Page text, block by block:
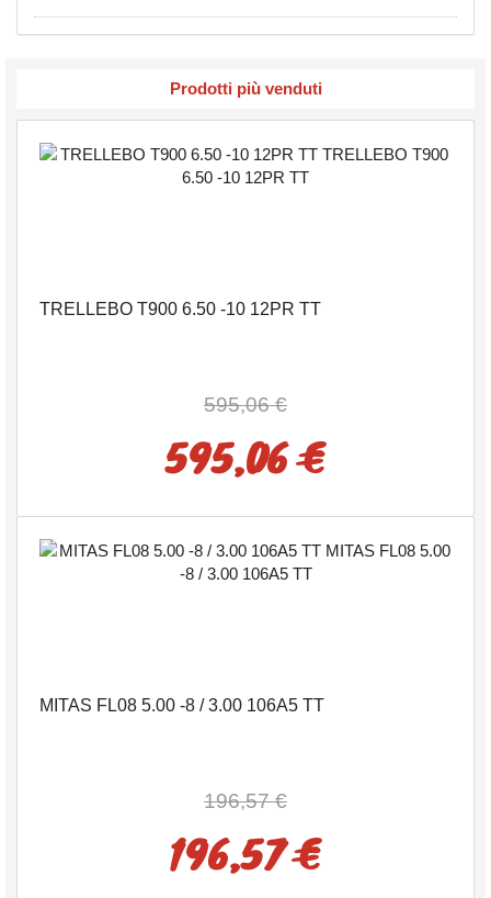
Prodotti più venduti
TRELLEBO T900 6.50 -10 12PR TT
595,06 €
595,06 €
MITAS FL08 5.00 -8 / 3.00 106A5 TT
196,57 €
196,57 €